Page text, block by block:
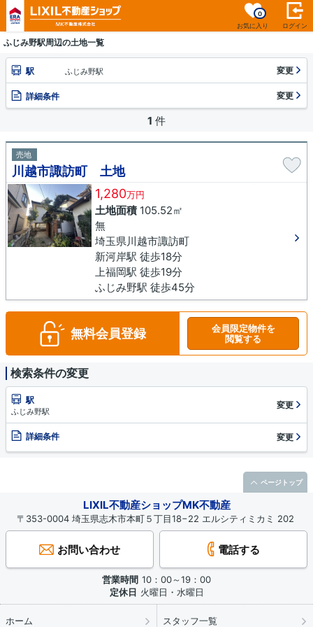
お気に入り
0
ログイン
ふじみ野駅周辺の土地一覧
駅 ふじみ野駅 変更
詳細条件 変更
1 件
売地
川越市諏訪町 土地
1,280万円
土地面積105.52㎡
無
埼玉県川越市諏訪町
新河岸駅 徒歩18分
上福岡駅 徒歩19分
ふじみ野駅 徒歩45分
無料会員登録
会員限定物件を
閲覧する
検索条件の変更
駅
ふじみ野駅
変更
詳細条件 変更
LIXIL不動産ショップMK不動産
〒353-0004 埼玉県志木市本町５丁目18−22 エルシティミカミ 202
お問い合わせ 電話する
営業時間 10：00～19：00
定休日 火曜日・水曜日
ホーム スタッフ一覧
ページトップ